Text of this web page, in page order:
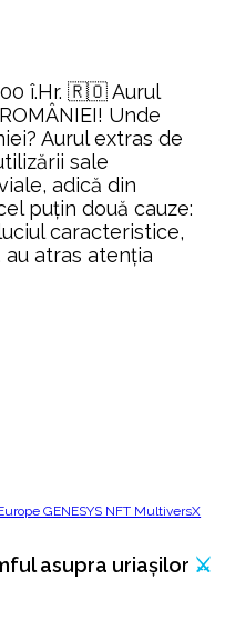
î.Hr. 🇷🇴 Aurul
Unde
Aurul extras de
sale
adică din
puţin două cauze:
caracteristice,
atras atenţia
asupra uriașilor ⚔️